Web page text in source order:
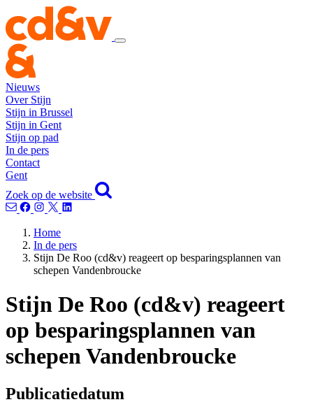
Nieuws
Over Stijn
Stijn in Brussel
Stijn in Gent
Stijn op pad
In de pers
Contact
Gent
Zoek op de website
Home
In de pers
Stijn De Roo (cd&v) reageert op besparingsplannen van
schepen Vandenbroucke
Stijn De Roo (cd&v) reageert
op besparingsplannen van
schepen Vandenbroucke
Publicatiedatum